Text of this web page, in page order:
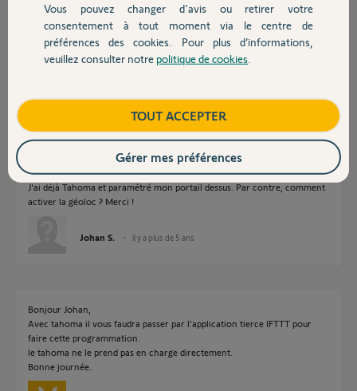
Devis avec un pro
Contact
Il faudra Tahoma et son appli.
Pas terrible ce système.
il y a plus de 5 ans
J'ai déjà Tahoma et paramétré mon portail dessus. Par contre, comment
activer la géoloc ? Merci !
Johan S. il y a plus de 5 ans
Bonjour Johan,
Avec tahoma il vous faudra passer par l'application tierce IFTTT pour
faire cette programmation.
le tahoma ne le prend pas en charge directement.
Bonne journée.
Vous pouvez changer d'avis ou retirer votre
consentement à tout moment via le centre de
préférences des cookies. Pour plus d’informations,
veuillez consulter notre politique de cookies
TOUT ACCEPTER
Gérer mes préférences